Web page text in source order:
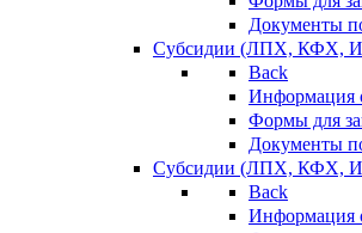
Документы
Субсидии (ЛПХ, КФХ,
Back
Информация
Формы для
Документы
Субсидии (ЛПХ, КФХ,
Back
Информация